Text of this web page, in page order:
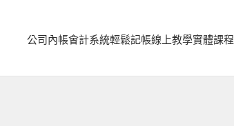
公司內帳會計系統輕鬆記帳線上教學實體課程